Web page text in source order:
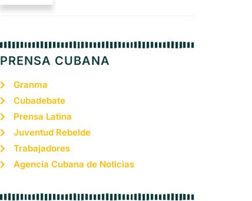
PRENSA CUBANA
Granma
Cubadebate
Prensa Latina
Juventud Rebelde
Trabajadores
Agencia Cubana de Noticias